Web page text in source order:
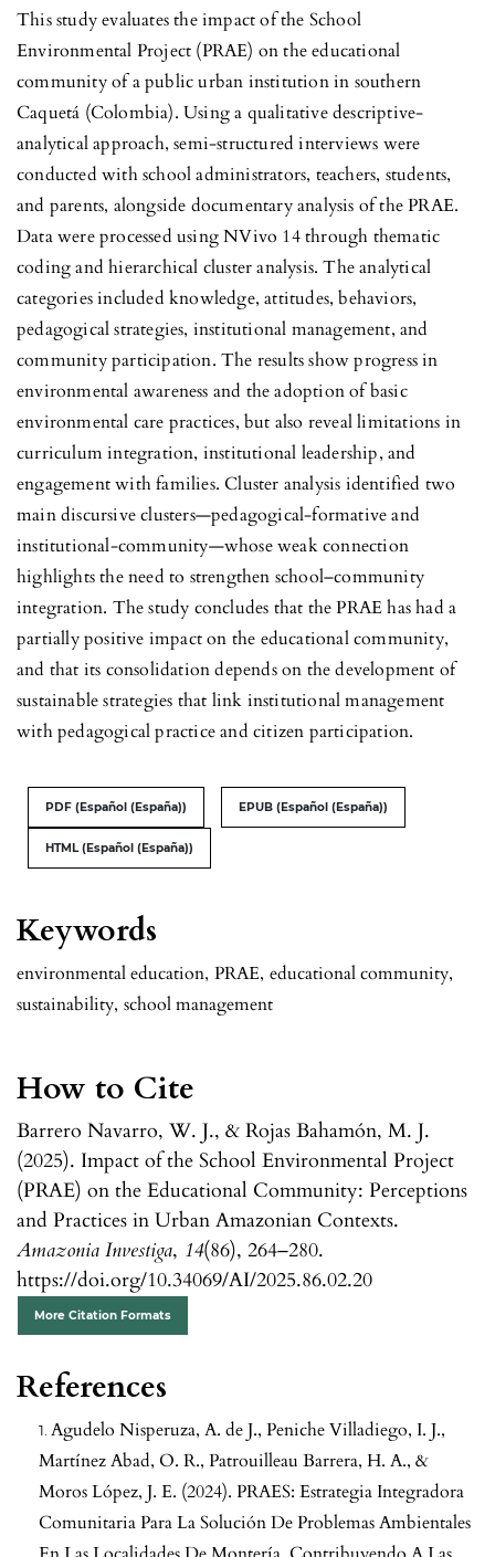
Keywords
environmental education, PRAE, educational community,
sustainability, school management
How to Cite
Barrero Navarro, W. J., & Rojas Bahamón, M. J.
(2025). Impact of the School Environmental Project
(PRAE) on the Educational Community: Perceptions
and Practices in Urban Amazonian Contexts.
Amazonia Investiga, 14(86), 264–280.
https://doi.org/10.34069/AI/2025.86.02.20
More Citation Formats
This study evaluates the impact of the School
Environmental Project (PRAE) on the educational
community of a public urban institution in southern
Caquetá (Colombia). Using a qualitative descriptive-
analytical approach, semi-structured interviews were
conducted with school administrators, teachers, students,
and parents, alongside documentary analysis of the PRAE.
Data were processed using NVivo 14 through thematic
coding and hierarchical cluster analysis. The analytical
categories included knowledge, attitudes, behaviors,
pedagogical strategies, institutional management, and
community participation. The results show progress in
environmental awareness and the adoption of basic
environmental care practices, but also reveal limitations in
curriculum integration, institutional leadership, and
engagement with families. Cluster analysis identified two
main discursive clusters—pedagogical-formative and
institutional-community—whose weak connection
highlights the need to strengthen school–community
integration. The study concludes that the PRAE has had a
partially positive impact on the educational community,
and that its consolidation depends on the development of
sustainable strategies that link institutional management
with pedagogical practice and citizen participation.
PDF (Español (España)) EPUB (Español (España))
HTML (Español (España))
References
Agudelo Nisperuza, A. de J., Peniche Villadiego, I. J.,
Martínez Abad, O. R., Patrouilleau Barrera, H. A., &
Moros López, J. E. (2024). PRAES: Estrategia Integradora
Comunitaria Para La Solución De Problemas Ambientales